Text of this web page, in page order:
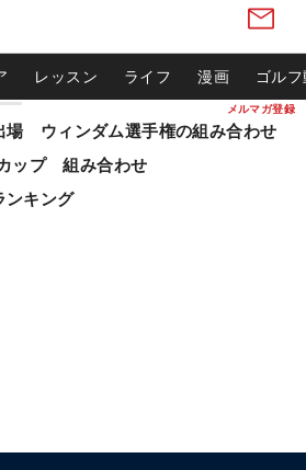
メルマガ登録
レッスン ライフ 漫画 ゴル
場 ウィンダム選手権の組み合わせ
ップ 組み合わせ
ンキング